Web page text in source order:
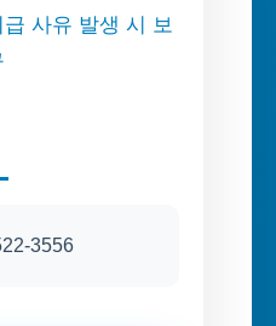
급 사유 발생 시 보
3556